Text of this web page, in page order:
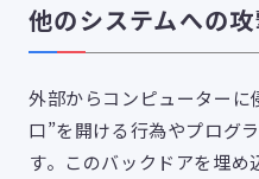
他のシステムへの
外部からコンピューター
口”を開ける行為やプログ
す。このバックドアを埋